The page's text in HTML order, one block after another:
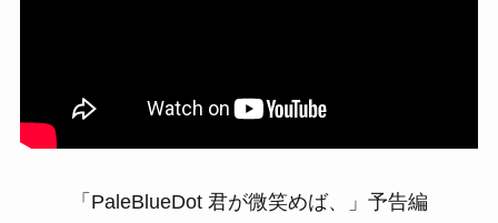
「PaleBlueDot 君が微笑めば、」予告編